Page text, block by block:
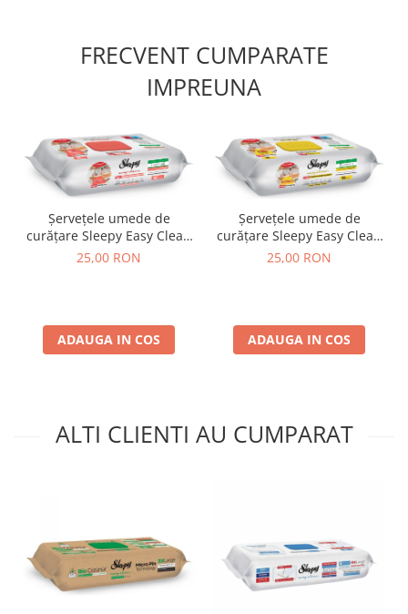
FRECVENT CUMPARATE
IMPREUNA
Șervețele umede de
curățare Sleepy Easy Clean
Kitchen cu ulei natural de
25,00 RON
ADAUGA IN COS
Șervețele umede de
curățare Sleepy Easy Clean
Kitchen cu ulei natural de
25,00 RON
ADAUGA IN COS
ALTI CLIENTI AU CUMPARAT